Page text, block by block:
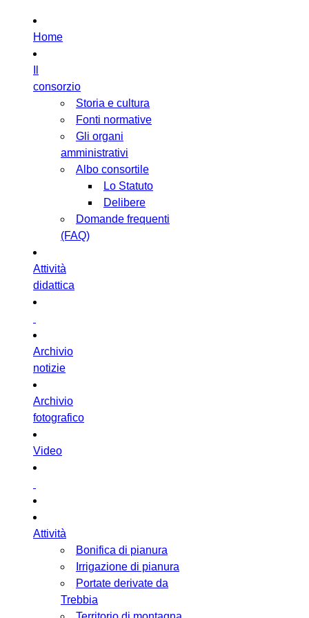
Home
consorzio
Storia e cultura
Fonti normative
Gli organi
amministrativi
Albo consortile
Lo Statuto
Delibere
Domande frequenti
(FAQ)
Attività
didattica
Archivio
notizie
Archivio
fotografico
Video
Attività
Bonifica di pianura
Irrigazione di pianura
Portate derivate da
Trebbia